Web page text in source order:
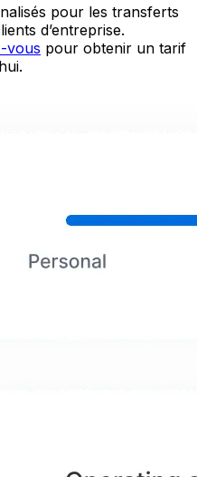
pour les transferts
d’entreprise.
vous pour obtenir un tarif